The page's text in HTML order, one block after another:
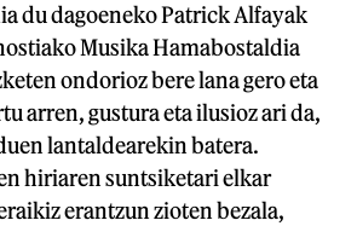
du dagoeneko Patrick Alfayak
Musika Hamabostaldia
ondorioz bere lana gero eta
arren, gustura eta ilusioz ari da,
lantaldearekin batera.
hiriaren suntsiketari elkar
erantzun zioten bezala,